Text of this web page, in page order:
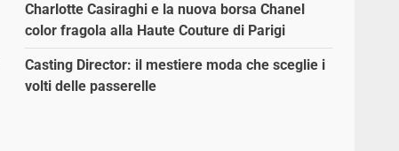
Charlotte Casiraghi e la nuova borsa Chanel
color fragola alla Haute Couture di Parigi
Casting Director: il mestiere moda che sceglie i
volti delle passerelle